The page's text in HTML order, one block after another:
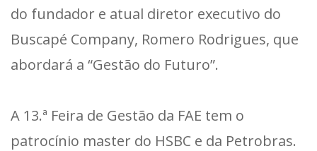
do fundador e atual diretor executivo do
Buscapé Company, Romero Rodrigues, que
abordará a “Gestão do Futuro”.
A 13.ª Feira de Gestão da FAE tem o
patrocínio master do HSBC e da Petrobras.